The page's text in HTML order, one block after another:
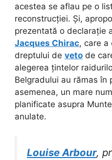
acestea se aflau pe o
reconstrucției. Și,
prezentată o declarație
Jacques Chirac, care a
dreptului de veto de
alegerea țintelor
Belgradului au rămas în
asemenea, un mare
planificate asupra
anulate.
Louise Arbour,